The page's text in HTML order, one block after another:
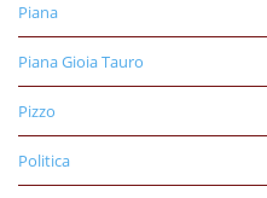
Piana
Piana Gioia Tauro
Pizzo
Politica